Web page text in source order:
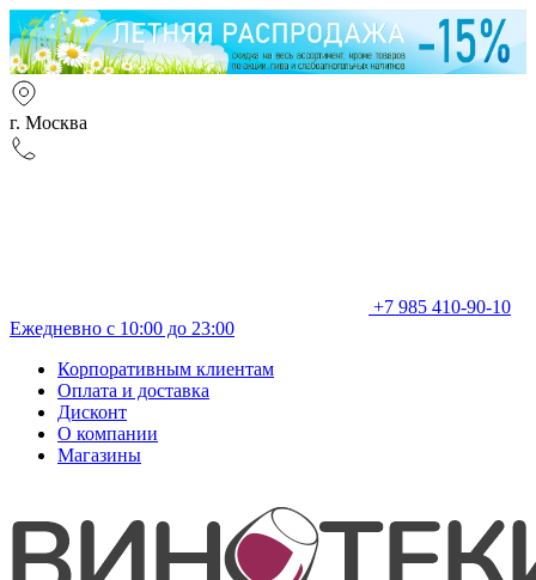
г. Москва
+7 985 410-90-10
Ежедневно с 10:00 до 23:00
Корпоративным клиентам
Оплата и доставка
Дисконт
О компании
Магазины